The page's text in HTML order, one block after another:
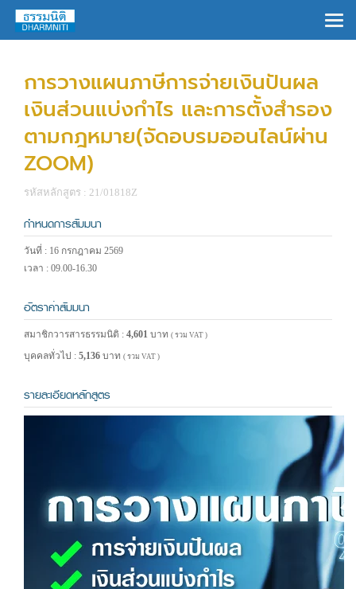
การวางแผนภาษีการจ่ายเงินปันผล
เงินส่วนแบ่งกำไร และการตั้งสำรอง
ตามกฎหมาย(จัดอบรมออนไลน์ผ่าน
ZOOM)
รหัสหลักสูตร : 21/01818Z
กำหนดการสัมมนา
วันที่ : 16 กรกฎาคม 2569
เวลา : 09.00-16.30
อัตราค่าสัมมนา
สมาชิกวารสารธรรมนิติ : 4,601 บาท ( รวม VAT )
บุคคลทั่วไป : 5,136 บาท ( รวม VAT )
รายละเอียดหลักสูตร
×